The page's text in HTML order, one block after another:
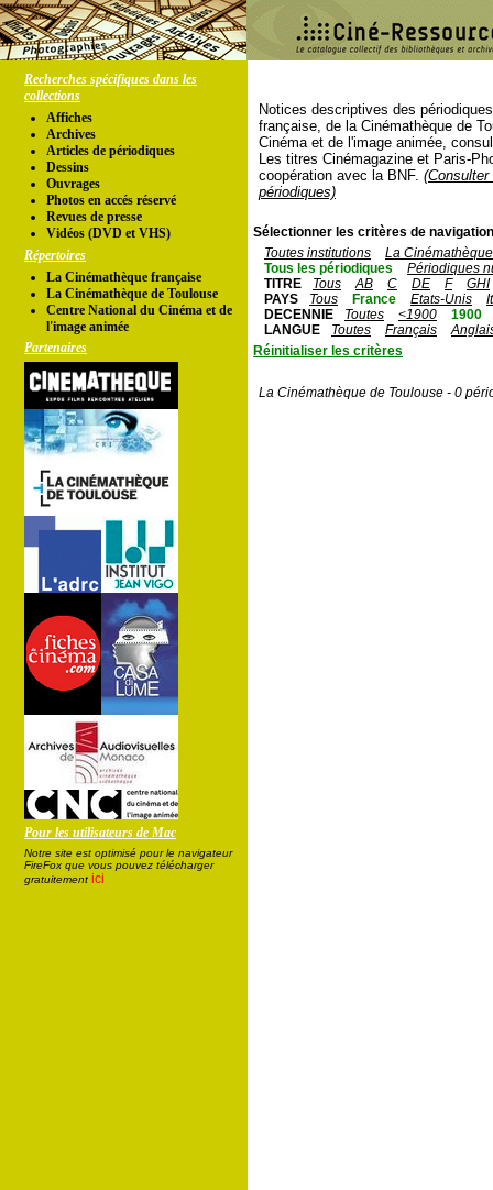
Recherches spécifiques dans les
collections
Affiches
Archives
Articles de périodiques
Dessins
Ouvrages
Photos en accés réservé
Revues de presse
Vidéos (DVD et VHS)
Répertoires
La Cinémathèque française
La Cinémathèque de Toulouse
Centre National du Cinéma et de
l'image animée
Partenaires
Pour les utilisateurs de Mac
Notre site est optimisé pour le navigateur
FireFox que vous pouvez télécharger
gratuitement ici
Notices descriptives des
française, de la Cinémathèque de
Cinéma et de l'image animée,
Les titres Cinémagazine et Paris-
coopération avec la BNF.
périodiques)
Sélectionner les critères de
Toutes institutions
La
Tous les périodiques
Périodiques
TITRE
Tous AB C DE F
GHI
PAYS
Tous France Etats-Unis
DECENNIE
Toutes <1900
1900
LANGUE
Toutes Français
Réinitialiser les critères
La Cinémathèque de Toulouse - 0